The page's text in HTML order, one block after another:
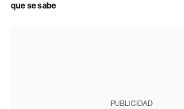
que se sabe
PUBLICIDAD